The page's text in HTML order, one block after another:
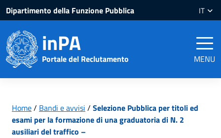
Salta
al
contenuto
Salta
al
pagina
Dipartimento della Funzione Pubblica IT
inPA
Portale del Reclutamento MENU
Home/ Bandi e avvisi / Selezione Pubblica per titoli ed
esami per la formazione di una graduatoria di N. 2
ausiliari del traffico –